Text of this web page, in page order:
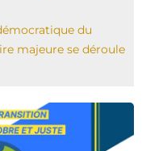
du
majeure se déroule